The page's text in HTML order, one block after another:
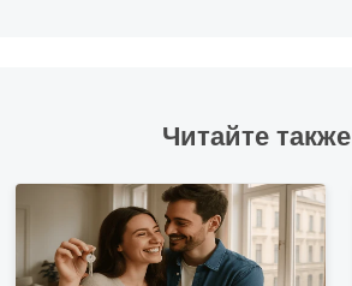
Читайте также